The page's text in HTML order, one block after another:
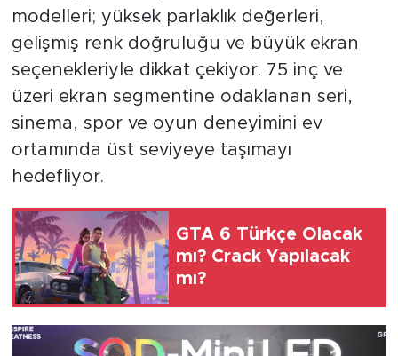
modelleri; yüksek parlaklık değerleri,
gelişmiş renk doğruluğu ve büyük ekran
seçenekleriyle dikkat çekiyor. 75 inç ve
üzeri ekran segmentine odaklanan seri,
sinema, spor ve oyun deneyimini ev
ortamında üst seviyeye taşımayı
hedefliyor.
GTA 6 Türkçe Olacak
mı? Crack Yapılacak
mı?